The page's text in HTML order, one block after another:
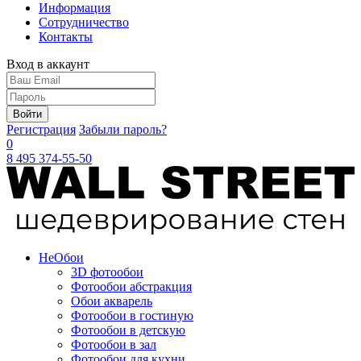
Информация
Сотрудничество
Контакты
Вход в аккаунт
Войти
Регистрация Забыли пароль?
0
8 495 374-55-50
НеОбои
3D фотообои
Фотообои абстракция
Обои акварель
Фотообои в гостиную
Фотообои в детскую
Фотообои в зал